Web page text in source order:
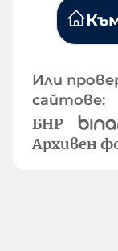
Или
сайтове:
БНР
Архивен